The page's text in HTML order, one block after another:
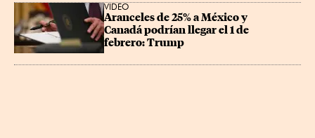
VIDEO
Aranceles de 25% a México y
Canadá podrían llegar el 1 de
febrero: Trump